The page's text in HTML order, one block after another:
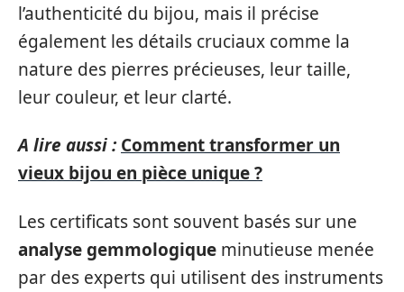
l’authenticité du bijou, mais il précise
également les détails cruciaux comme la
nature des pierres précieuses, leur taille,
leur couleur, et leur clarté.
A lire aussi : Comment transformer un
vieux bijou en pièce unique ?
Les certificats sont souvent basés sur une
analyse gemmologique minutieuse menée
par des experts qui utilisent des instruments